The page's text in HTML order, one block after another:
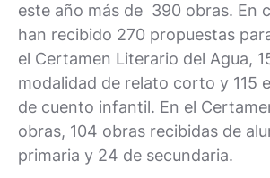
este año más de 390 obras. En
han recibido 270 propuestas
el Certamen Literario del Agua,
modalidad de relato corto y 115
de cuento infantil. En el
obras, 104 obras recibidas de
primaria y 24 de secundaria.